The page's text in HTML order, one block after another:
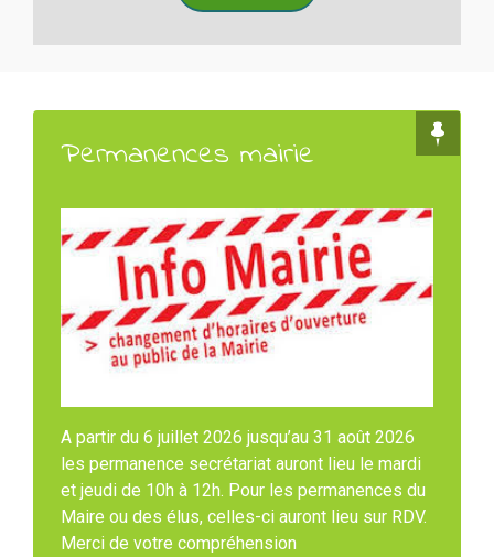
Permanences mairie
A partir du 6 juillet 2026 jusqu’au 31 août 2026
les permanence secrétariat auront lieu le mardi
et jeudi de 10h à 12h. Pour les permanences du
Maire ou des élus, celles-ci auront lieu sur RDV.
Merci de votre compréhension